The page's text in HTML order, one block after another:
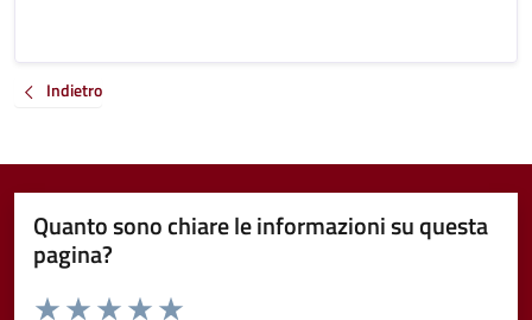
Indietro
Quanto sono chiare le informazioni su questa
pagina?
Valuta da 1 a 5 stelle la pagina